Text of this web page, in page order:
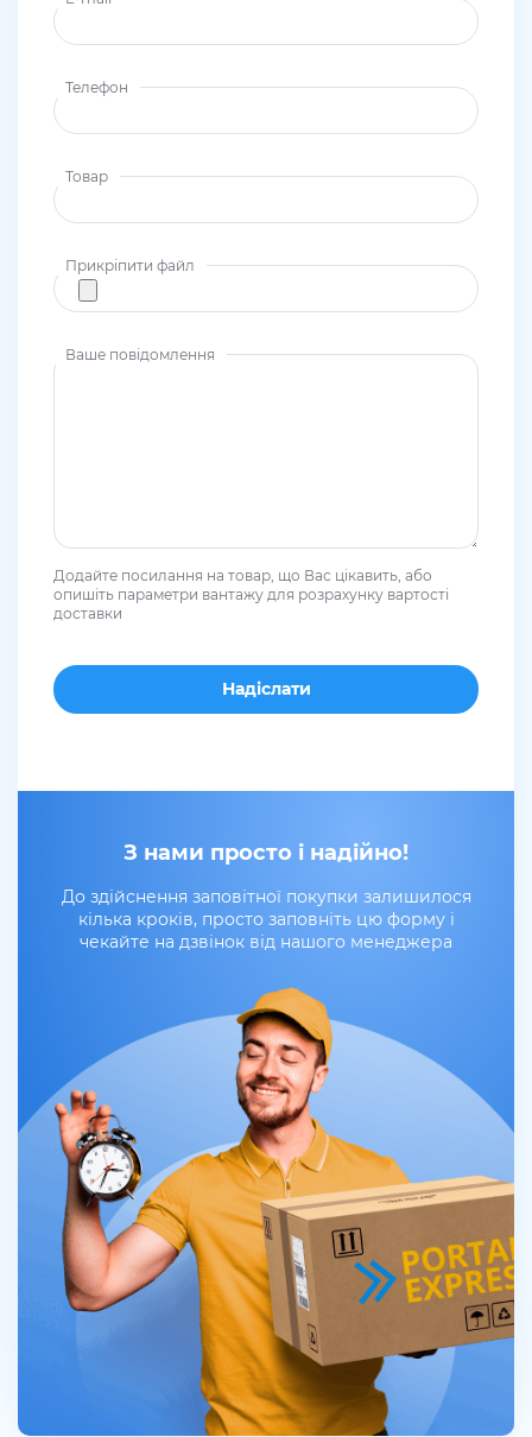
З нами просто і надійно!
До здійснення заповітної покупки залишилося
кілька кроків, просто заповніть цю форму і
чекайте на дзвінок від нашого менеджера
Телефон
Товар
Прикріпити файл
Ваше повідомлення
Додайте посилання на товар, що Вас цікавить, або
опишіть параметри вантажу для розрахунку вартості
доставки